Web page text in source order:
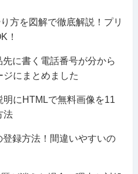
方を図解で徹底解説！プリ
！
に書く電話番号が分から
にまとめました
明にHTMLで無料画像を11
法
録方法！間違いやすいの